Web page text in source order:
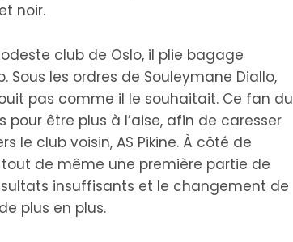
noir.
club de Oslo, il plie bagage
les ordres de Souleymane Diallo,
pas comme il le souhaitait. Ce fan du
être plus à l’aise, afin de caresser
le club voisin, AS Pikine. À côté de
tout de même une première partie de
insuffisants et le changement de
plus en plus.